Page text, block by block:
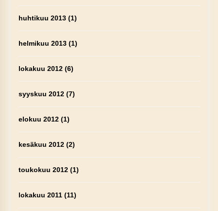
huhtikuu 2013(1)
helmikuu 2013(1)
lokakuu 2012(6)
syyskuu 2012(7)
elokuu 2012(1)
kesäkuu 2012(2)
toukokuu 2012(1)
lokakuu 2011(11)